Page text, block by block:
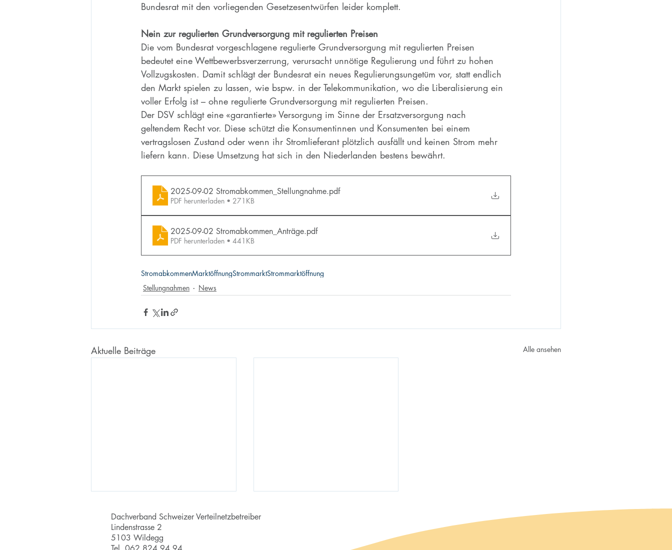
Bundesrat mit den vorliegenden Gesetzesentwürfen leider komplett.
Nein zur regulierten Grundversorgung mit regulierten Preisen
Die vom Bundesrat vorgeschlagene regulierte Grundversorgung mit regulierten Preisen
bedeutet eine Wettbewerbsverzerrung, verursacht unnötige Regulierung und führt zu hohen
Vollzugskosten. Damit schlägt der Bundesrat ein neues Regulierungsungetüm vor, statt endlich
den Markt spielen zu lassen, wie bspw. in der Telekommunikation, wo die Liberalisierung ein
voller Erfolg ist – ohne regulierte Grundversorgung mit regulierten Preisen.
Der DSV schlägt eine «garantierte» Versorgung im Sinne der Ersatzversorgung nach
geltendem Recht vor. Diese schützt die Konsumentinnen und Konsumenten bei einem
vertragslosen Zustand oder wenn ihr Stromlieferant plötzlich ausfällt und keinen Strom mehr
liefern kann. Diese Umsetzung hat sich in den Niederlanden bestens bewährt.
2025-09-02 Stromabkommen_Stellungnahme.pdf
PDF herunterladen • 271KB
2025-09-02 Stromabkommen_Anträge.pdf
PDF herunterladen • 441KB
StromabkommenMarktöffnungStrommarktStrommarktöffnung
Stellungnahmen
News
Aktuelle Beiträge Alle ansehen
Dachverband Schweizer Verteilnetzbetreiber
Lindenstrasse 2
5103 Wildegg